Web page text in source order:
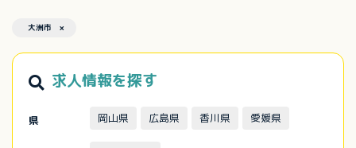
大洲市 ×
求人情報を探す
県 岡山県 広島県 香川県 愛媛県